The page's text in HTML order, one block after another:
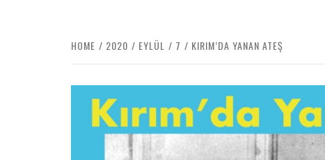
HOME 2020 EYLÜL 7 KIRIM’DA YANAN ATEŞ